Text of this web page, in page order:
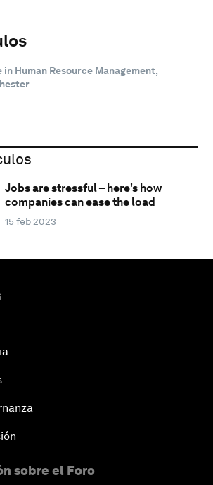
Human Resource Management,
Jobs are stressful – here's how
companies can ease the load
15 feb 2023
sobre el Foro